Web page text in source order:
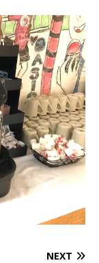
NEXT